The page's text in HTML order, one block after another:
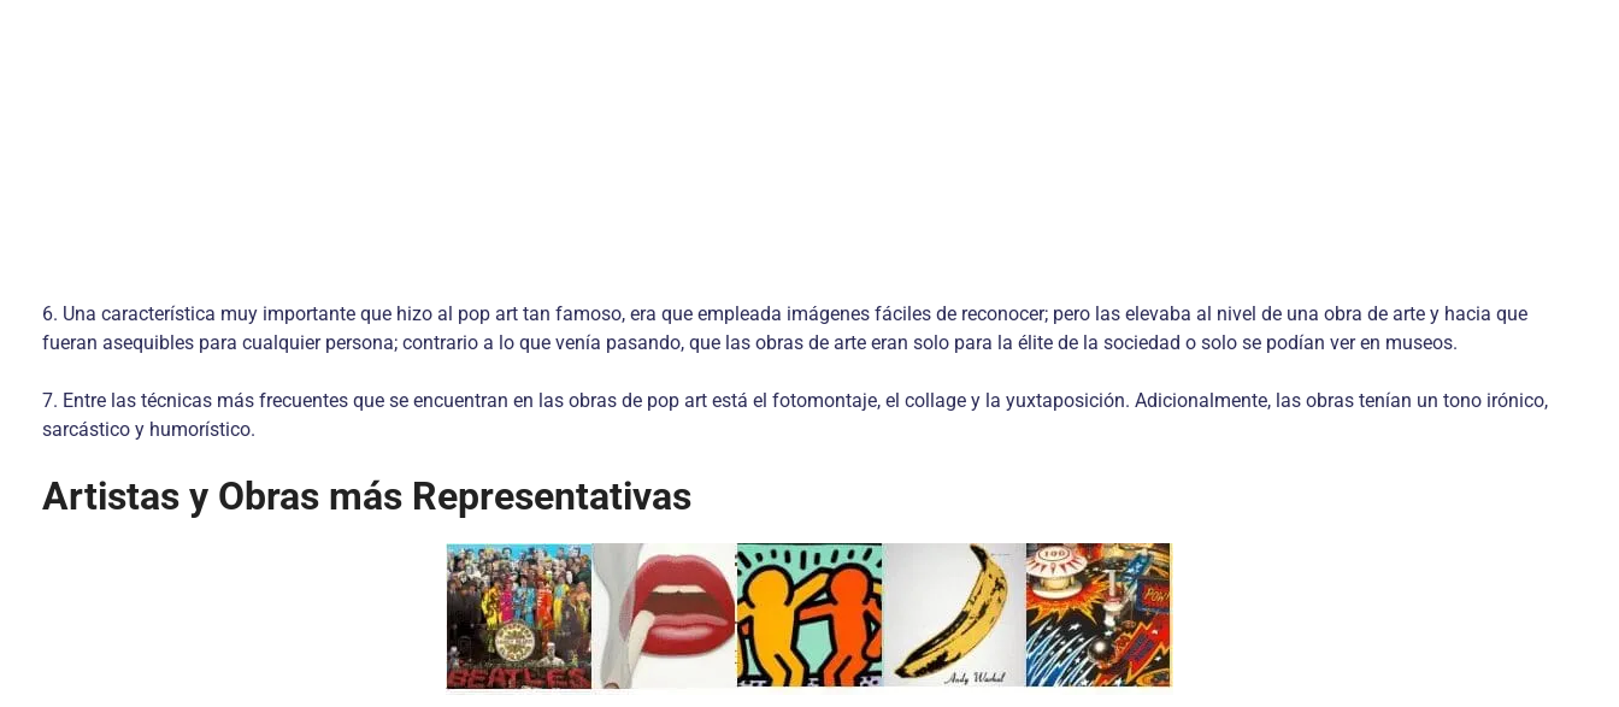
6. Una característica muy importante que hizo al pop art tan famoso, era que empleada imágenes fáciles de reconocer; pero las elevaba al nivel de una obra de arte y hacia que
fueran asequibles para cualquier persona; contrario a lo que venía pasando, que las obras de arte eran solo para la élite de la sociedad o solo se podían ver en museos.
7. Entre las técnicas más frecuentes que se encuentran en las obras de pop art está el fotomontaje, el collage y la yuxtaposición. Adicionalmente, las obras tenían un tono irónico,
sarcástico y humorístico.
Artistas y Obras más Representativas